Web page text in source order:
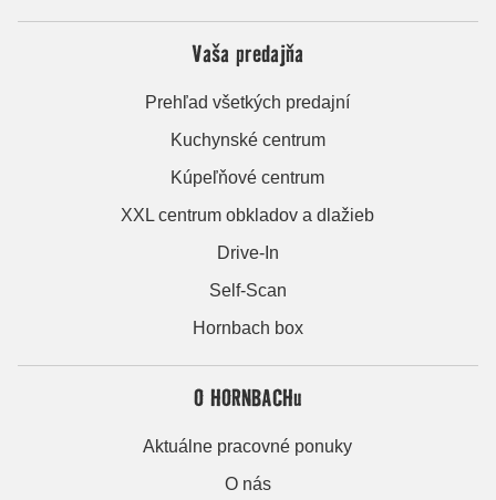
Vaša predajňa
Prehľad všetkých predajní
Kuchynské centrum
Kúpeľňové centrum
XXL centrum obkladov a dlažieb
Drive-In
Self-Scan
Hornbach box
O HORNBACHu
Aktuálne pracovné ponuky
O nás